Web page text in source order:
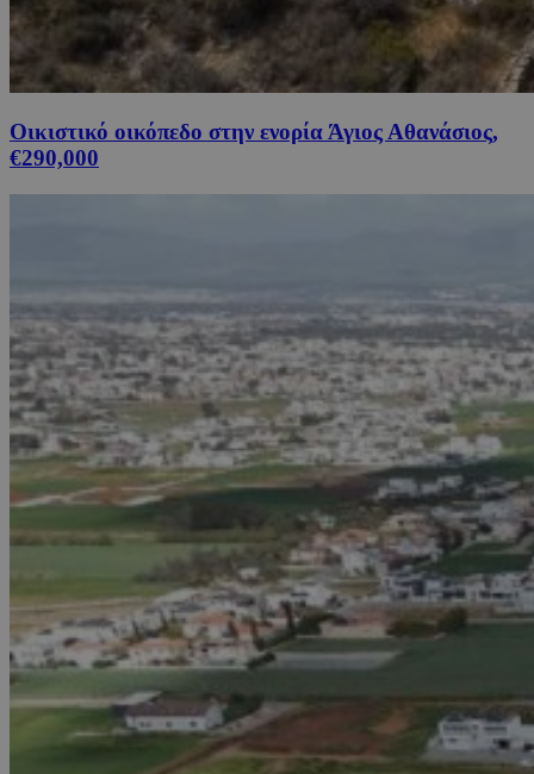
Οικιστικό οικόπεδο στην ενορία Άγιος Αθανάσιος,
€290,000